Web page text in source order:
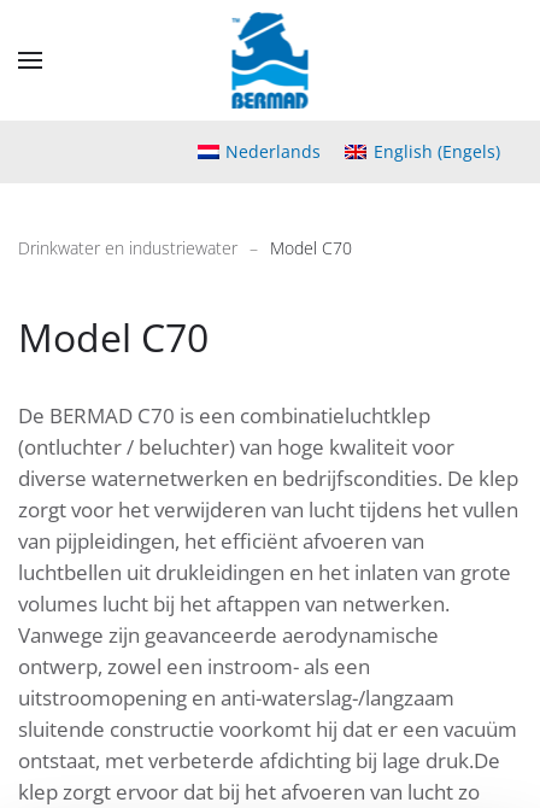
Nederlands English (Engels)
Drinkwater en industriewater Model C70
Model C70
De BERMAD C70 is een combinatieluchtklep
(ontluchter / beluchter) van hoge kwaliteit voor
diverse waternetwerken en bedrijfscondities. De klep
zorgt voor het verwijderen van lucht tijdens het vullen
van pijpleidingen, het efficiënt afvoeren van
luchtbellen uit drukleidingen en het inlaten van grote
volumes lucht bij het aftappen van netwerken.
Vanwege zijn geavanceerde aerodynamische
ontwerp, zowel een instroom- als een
uitstroomopening en anti-waterslag-/langzaam
sluitende constructie voorkomt hij dat er een vacuüm
ontstaat, met verbeterde afdichting bij lage druk.De
klep zorgt ervoor dat bij het afvoeren van lucht zo